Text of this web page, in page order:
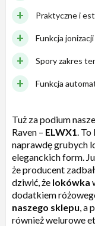
Praktyczne i
Funkcja jonizacji
Spory zakres
Funkcja
Tuż za podium
Raven – ELWX1. To
naprawdę grubych
eleganckich form.
że producent
dziwić, że lokówka
dodatkiem
naszego sklepu, a
również welurowe